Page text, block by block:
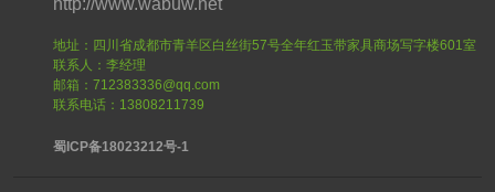
http://www.wabuw.net
地址：四川省成都市青羊区白丝街57号全年红玉带家具商场写字楼601室
联系人：李经理
邮箱：712383336@qq.com
联系电话：13808211739
蜀ICP备18023212号-1